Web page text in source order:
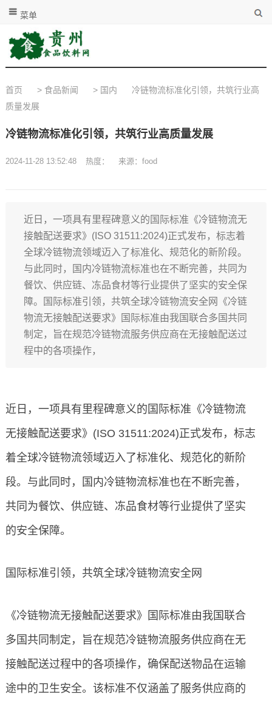
菜单
首页 > 食品新闻 > 国内
冷链物流标准化引领，共筑行业高
质量发展
冷链物流标准化引领，共筑行业高质量发展
2024-11-28 13:52:48 热度： 来源：food
近日，一项具有里程碑意义的国际标准《冷链物流无
接触配送要求》(ISO 31511:2024)正式发布，标志着
全球冷链物流领域迈入了标准化、规范化的新阶段。
与此同时，国内冷链物流标准也在不断完善，共同为
餐饮、供应链、冻品食材等行业提供了坚实的安全保
障。国际标准引领，共筑全球冷链物流安全网《冷链
物流无接触配送要求》国际标准由我国联合多国共同
制定，旨在规范冷链物流服务供应商在无接触配送过
程中的各项操作，
近日，一项具有里程碑意义的国际标准《冷链物流
无接触配送要求》(ISO 31511:2024)正式发布，标志
着全球冷链物流领域迈入了标准化、规范化的新阶
段。与此同时，国内冷链物流标准也在不断完善，
共同为餐饮、供应链、冻品食材等行业提供了坚实
的安全保障。
国际标准引领，共筑全球冷链物流安全网
《冷链物流无接触配送要求》国际标准由我国联合
多国共同制定，旨在规范冷链物流服务供应商在无
接触配送过程中的各项操作，确保配送物品在运输
途中的卫生安全。该标准不仅涵盖了服务供应商的